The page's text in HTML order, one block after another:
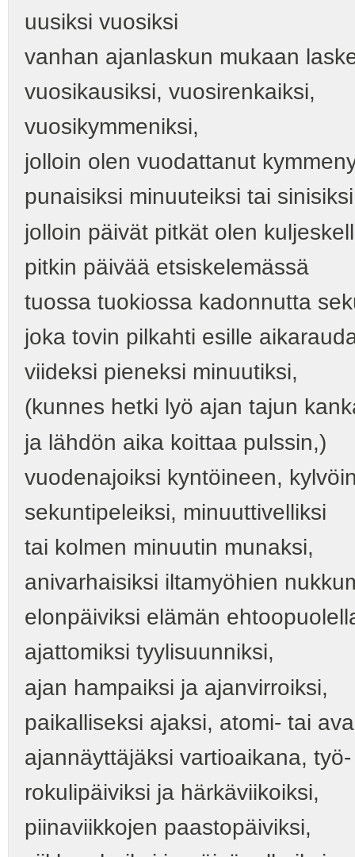
uusiksi vuosiksi
vanhan ajanlaskun mukaan
vuosikausiksi, vuosirenkaiksi,
vuosikymmeniksi,
jolloin olen vuodattanut
punaisiksi minuuteiksi tai
jolloin päivät pitkät olen
pitkin päivää etsiskelemässä
tuossa tuokiossa kadonnutta
joka tovin pilkahti esille
viideksi pieneksi minuutiksi,
(kunnes hetki lyö ajan tajun
ja lähdön aika koittaa pulssin,)
vuodenajoiksi kyntöineen,
sekuntipeleiksi, minuuttivelliksi
tai kolmen minuutin munaksi,
anivarhaisiksi iltamyöhien
elonpäiviksi elämän
ajattomiksi tyylisuunniksi,
ajan hampaiksi ja ajanvirroiksi,
paikalliseksi ajaksi, atomi- tai
ajannäyttäjäksi vartioaikana,
rokulipäiviksi ja härkäviikoiksi,
piinaviikkojen paastopäiviksi,